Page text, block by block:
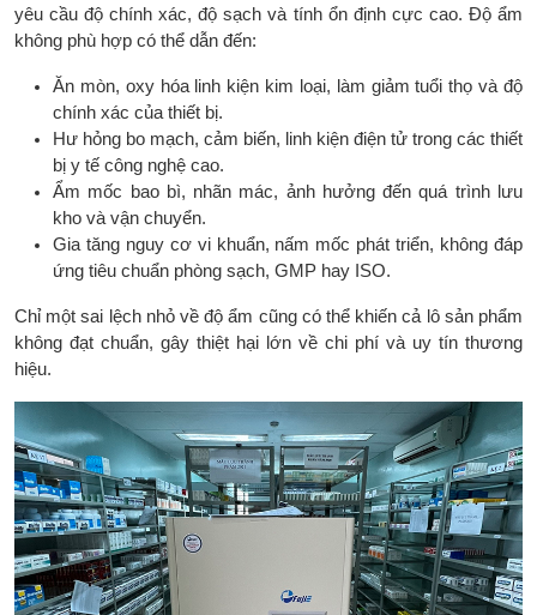
yêu cầu độ chính xác, độ sạch và tính ổn định cực cao. Độ ẩm
không phù hợp có thể dẫn đến:
Ăn mòn, oxy hóa linh kiện kim loại, làm giảm tuổi thọ và độ
chính xác của thiết bị.
Hư hỏng bo mạch, cảm biến, linh kiện điện tử trong các thiết
bị y tế công nghệ cao.
Ẩm mốc bao bì, nhãn mác, ảnh hưởng đến quá trình lưu
kho và vận chuyển.
Gia tăng nguy cơ vi khuẩn, nấm mốc phát triển, không đáp
ứng tiêu chuẩn phòng sạch, GMP hay ISO.
Chỉ một sai lệch nhỏ về độ ẩm cũng có thể khiến cả lô sản phẩm
không đạt chuẩn, gây thiệt hại lớn về chi phí và uy tín thương
hiệu.